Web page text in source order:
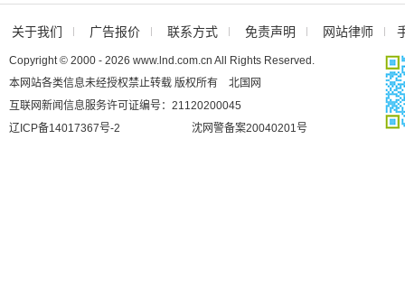
关于我们 广告报价 联系方式 免责声明 网站律师
Copyright © 2000 - 2026 www.lnd.com.cn All Rights Reserved.
本网站各类信息未经授权禁止转载 版权所有 北国网
互联网新闻信息服务许可证编号：21120200045
辽ICP备14017367号-2
沈网警备案20040201号